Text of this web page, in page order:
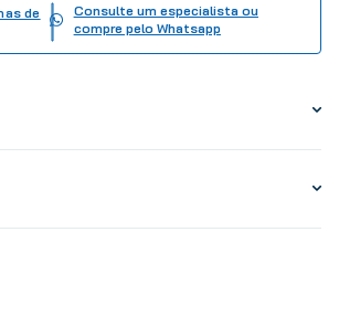
de
Consulte um especialista ou
compre pelo Whatsapp